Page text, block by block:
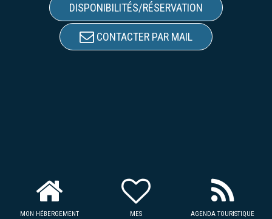
DISPONIBILITÉS/RÉSERVATION
CONTACTER PAR MAIL
MON HÉBERGEMENT
MES
AGENDA TOURISTIQUE